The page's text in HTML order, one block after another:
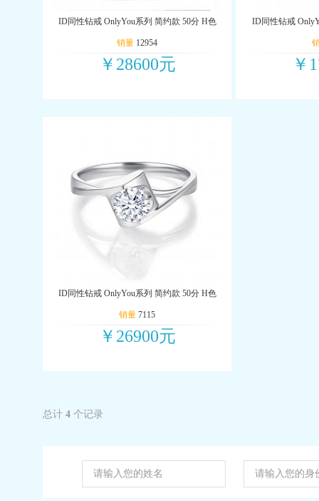
ID同性钻戒 OnlyYou系列 简约款 50分 H色
销量 12954
￥28600元
ID同性钻戒
￥
ID同性钻戒 OnlyYou系列 简约款 50分 H色
销量 7115
￥26900元
总计 4 个记录